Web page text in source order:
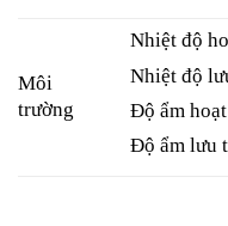
Môi
trường
Nhiệt độ
Nhiệt độ
Độ ẩm
Độ ẩm lưu